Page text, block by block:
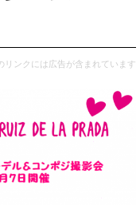
リンクには広告が含まれています